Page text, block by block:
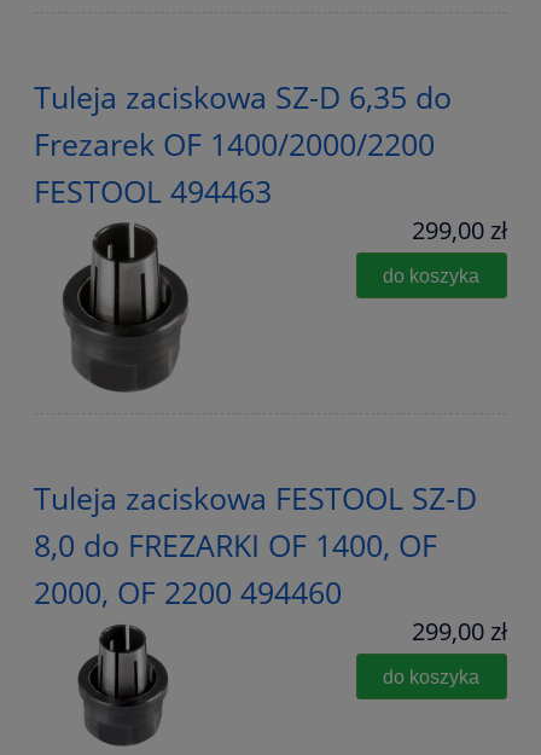
Tuleja zaciskowa SZ-D 6,35 do
Frezarek OF 1400/2000/2200
FESTOOL 494463
299,00 zł
do koszyka
Tuleja zaciskowa FESTOOL SZ-D
8,0 do FREZARKI OF 1400, OF
2000, OF 2200 494460
299,00 zł
do koszyka